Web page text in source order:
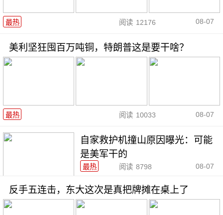
最热 阅读 12176 08-07
美利坚狂囤百万吨铜，特朗普这是要干啥？
最热 阅读 10033 08-07
自家救护机撞山原因曝光：可能
是美军干的
最热 阅读 8798 08-07
反手五连击，东大这次是真把牌摊在桌上了